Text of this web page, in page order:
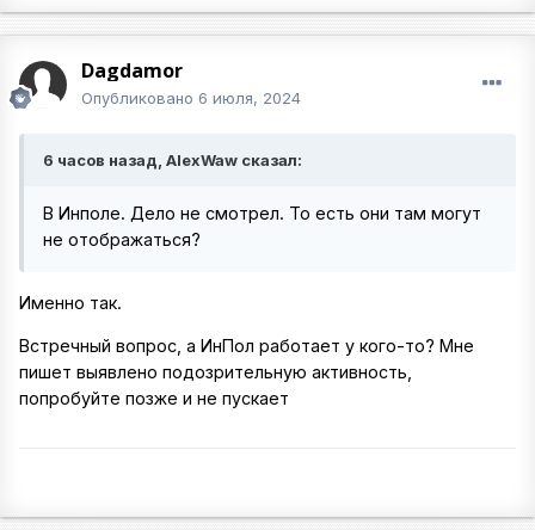
Dagdamor
Опубликовано 6 июля, 2024
6 часов назад, AlexWaw сказал:
В Инполе. Дело не смотрел. То есть они там могут
не отображаться?
Именно так.
Встречный вопрос, а ИнПол работает у кого-то? Мне
пишет выявлено подозрительную активность,
попробуйте позже и не пускает